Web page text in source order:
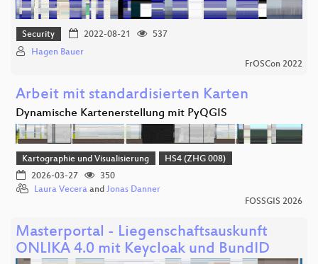
Security 2022-08-21
537
Hagen Bauer
FrOSCon 2022
Arbeit mit standardisierten Karten
Dynamische Kartenerstellung mit PyQGIS
Kartographie und Visualisierung
HS4 (ZHG 008)
2026-03-27
350
Laura Vecera and Jonas Danner
FOSSGIS 2026
Masterportal - Liegenschaftsauskunft
ONLIKA 4.0 mit Keycloak und BundID